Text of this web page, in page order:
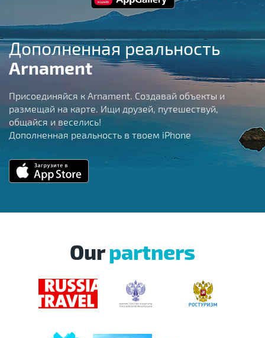
Дополненная реальность
Arnament
Присоединяйся к Arnament. Создавай объекты и
размещай на карте. Ищи друзей, путешествуй,
общайся и веселись!
Дополненная реальность в твоем iPhone
Ourpartners